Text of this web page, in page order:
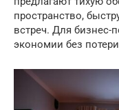
пространство,
встреч. Для бизнес-
экономии без